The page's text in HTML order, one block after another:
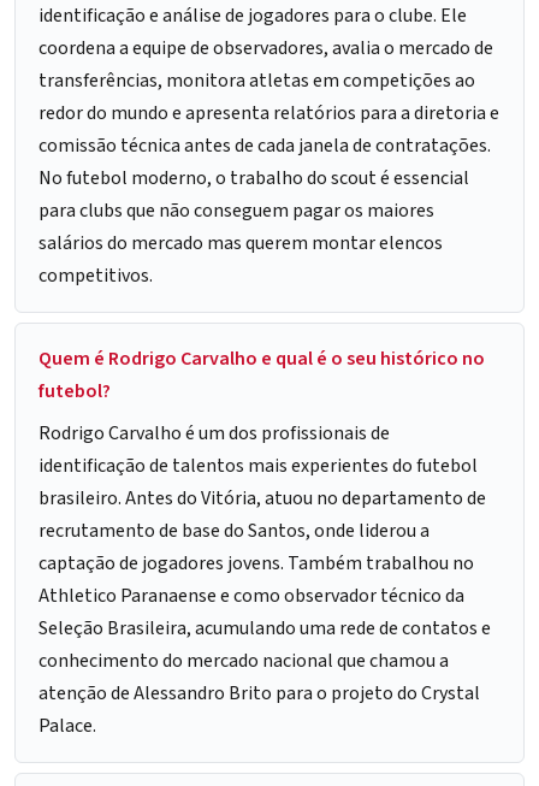
identificação e análise de jogadores para o clube. Ele
coordena a equipe de observadores, avalia o mercado de
transferências, monitora atletas em competições ao
redor do mundo e apresenta relatórios para a diretoria e
comissão técnica antes de cada janela de contratações.
No futebol moderno, o trabalho do scout é essencial
para clubs que não conseguem pagar os maiores
salários do mercado mas querem montar elencos
competitivos.
Quem é Rodrigo Carvalho e qual é o seu histórico no
futebol?
Rodrigo Carvalho é um dos profissionais de
identificação de talentos mais experientes do futebol
brasileiro. Antes do Vitória, atuou no departamento de
recrutamento de base do Santos, onde liderou a
captação de jogadores jovens. Também trabalhou no
Athletico Paranaense e como observador técnico da
Seleção Brasileira, acumulando uma rede de contatos e
conhecimento do mercado nacional que chamou a
atenção de Alessandro Brito para o projeto do Crystal
Palace.